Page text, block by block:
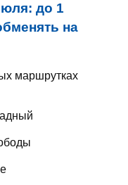
до 1
на
маршрутках